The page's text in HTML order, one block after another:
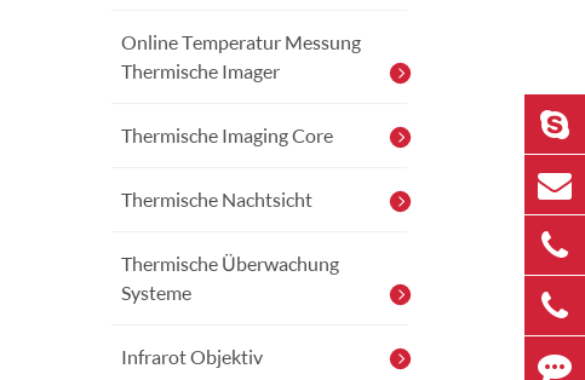
Online Temperatur Messung
Thermische Imager
Thermische Imaging Core
Thermische Nachtsicht
Thermische Überwachung
Systeme
Infrarot Objektiv